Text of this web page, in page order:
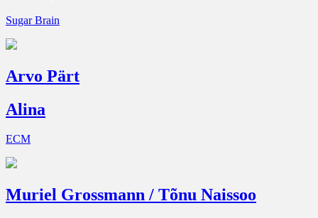
Sugar Brain
Arvo Pärt
Alina
ECM
Muriel Grossmann / Tõnu Naissoo